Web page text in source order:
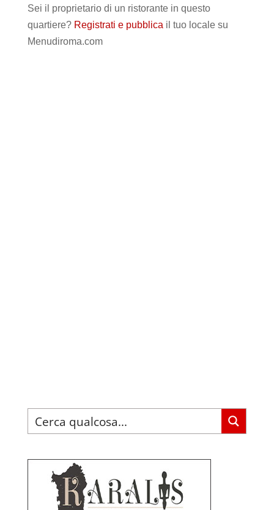
Sei il proprietario di un ristorante in questo
quartiere? Registrati e pubblica il tuo locale su
Menudiroma.com